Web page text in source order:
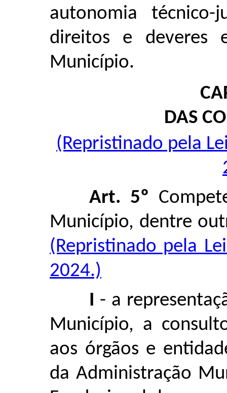
autonomia
direitos e deveres
Município.
DAS
(Repristinado pela
Art. 5º
Município, dentre
(Repristinado pela
2024.)
I - a
Município, a
aos órgãos e
da Administração